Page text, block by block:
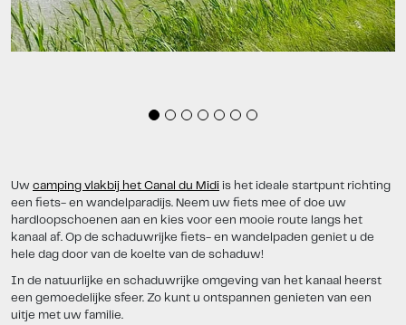
Uw camping vlakbij het Canal du Midi is het ideale startpunt richting
een fiets- en wandelparadijs. Neem uw fiets mee of doe uw
hardloopschoenen aan en kies voor een mooie route langs het
kanaal af. Op de schaduwrijke fiets- en wandelpaden geniet u de
hele dag door van de koelte van de schaduw!
In de natuurlijke en schaduwrijke omgeving van het kanaal heerst
een gemoedelijke sfeer. Zo kunt u ontspannen genieten van een
uitje met uw familie.